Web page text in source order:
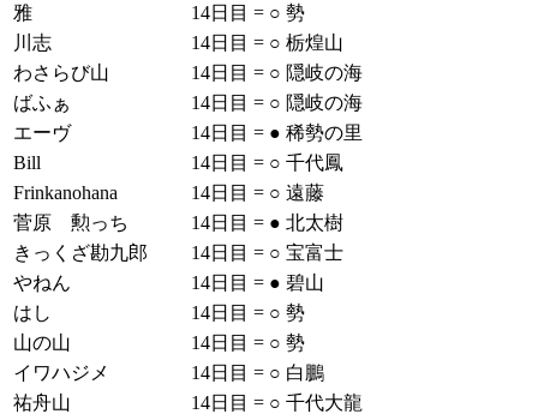
雅
14日目 = ○ 勢
川志
14日目 = ○ 栃煌山
わさらび山
14日目 = ○ 隠岐の海
ばふぁ
14日目 = ○ 隠岐の海
エーヴ
14日目 = ● 稀勢の里
Bill
14日目 = ○ 千代鳳
Frinkanohana
14日目 = ○ 遠藤
菅原 勲っち
14日目 = ● 北太樹
きっくざ勘九郎
14日目 = ○ 宝富士
やねん
14日目 = ● 碧山
はし
14日目 = ○ 勢
山の山
14日目 = ○ 勢
イワハジメ
14日目 = ○ 白鵬
祐舟山
14日目 = ○ 千代大龍